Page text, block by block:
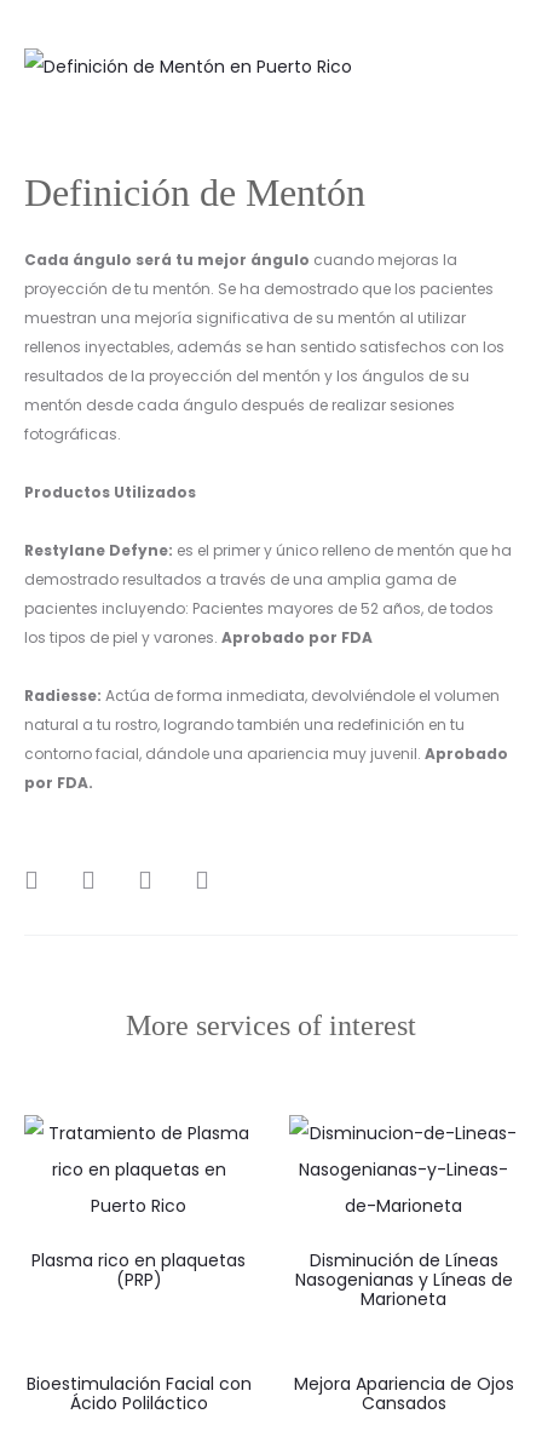
Definición de Mentón
Cada ángulo será tu mejor ángulo cuando mejoras la
proyección de tu mentón. Se ha demostrado que los pacientes
muestran una mejoría significativa de su mentón al utilizar
rellenos inyectables, además se han sentido satisfechos con los
resultados de la proyección del mentón y los ángulos de su
mentón desde cada ángulo después de realizar sesiones
fotográficas.
Productos Utilizados
Restylane Defyne: es el primer y único relleno de mentón que ha
demostrado resultados a través de una amplia gama de
pacientes incluyendo: Pacientes mayores de 52 años, de todos
los tipos de piel y varones. Aprobado por FDA
Radiesse: Actúa de forma inmediata, devolviéndole el volumen
natural a tu rostro, logrando también una redefinición en tu
contorno facial, dándole una apariencia muy juvenil. Aprobado
por FDA.
SHARE
More services of interest
Plasma rico en plaquetas
(PRP)
Disminución de Líneas
Nasogenianas y Líneas de
Marioneta
Bioestimulación Facial con
Ácido Poliláctico
Mejora Apariencia de Ojos
Cansados